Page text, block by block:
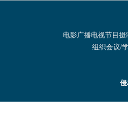
电影广播电视节目摄
组织会议/